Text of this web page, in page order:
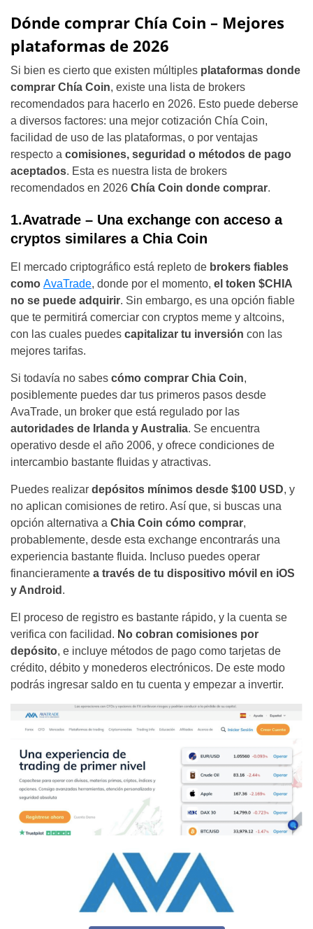
Dónde comprar Chía Coin – Mejores
plataformas de 2026
Si bien es cierto que existen múltiples plataformas donde
comprar Chía Coin, existe una lista de brokers
recomendados para hacerlo en 2026. Esto puede deberse
a diversos factores: una mejor cotización Chía Coin,
facilidad de uso de las plataformas, o por ventajas
respecto a comisiones, seguridad o métodos de pago
aceptados. Esta es nuestra lista de brokers
recomendados en 2026 Chía Coin donde comprar.
1.Avatrade – Una exchange con acceso a
cryptos similares a Chia Coin
El mercado criptográfico está repleto de brokers fiables
como AvaTrade, donde por el momento, el token $CHIA
no se puede adquirir. Sin embargo, es una opción fiable
que te permitirá comerciar con cryptos meme y altcoins,
con las cuales puedes capitalizar tu inversión con las
mejores tarifas.
Si todavía no sabes cómo comprar Chia Coin,
posiblemente puedes dar tus primeros pasos desde
AvaTrade, un broker que está regulado por las
autoridades de Irlanda y Australia. Se encuentra
operativo desde el año 2006, y ofrece condiciones de
intercambio bastante fluidas y atractivas.
Puedes realizar depósitos mínimos desde $100 USD, y
no aplican comisiones de retiro. Así que, si buscas una
opción alternativa a Chia Coin cómo comprar,
probablemente, desde esta exchange encontrarás una
experiencia bastante fluida. Incluso puedes operar
financieramente a través de tu dispositivo móvil en iOS
y Android .
El proceso de registro es bastante rápido, y la cuenta se
verifica con facilidad. No cobran comisiones por
depósito, e incluye métodos de pago como tarjetas de
crédito, débito y monederos electrónicos. De este modo
podrás ingresar saldo en tu cuenta y empezar a invertir.